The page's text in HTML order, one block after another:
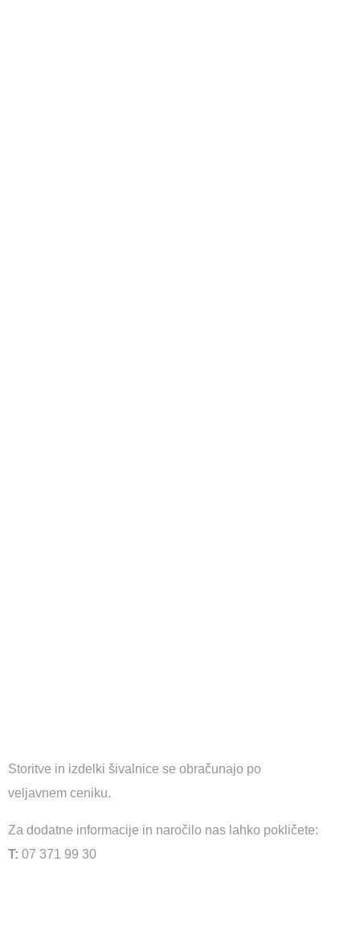
Storitve in izdelki šivalnice se obračunajo po
veljavnem ceniku.
Za dodatne informacije in naročilo nas lahko pokličete:
T: 07 371 99 30